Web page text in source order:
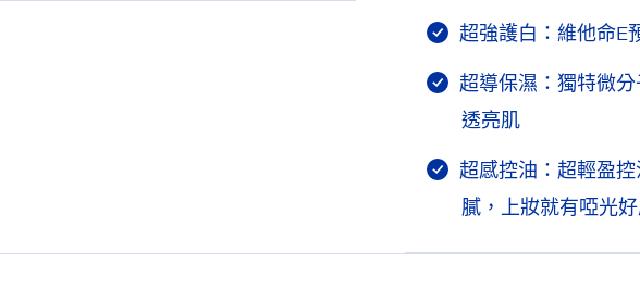
超強護白：維他命E
超導保濕：獨特微
透亮肌
超感控油：超輕盈
膩，上妝就有啞光